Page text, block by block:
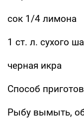
сок 1/4 лимона
1 ст. л. сухого
черная икра
Способ
Рыбу вымыть,